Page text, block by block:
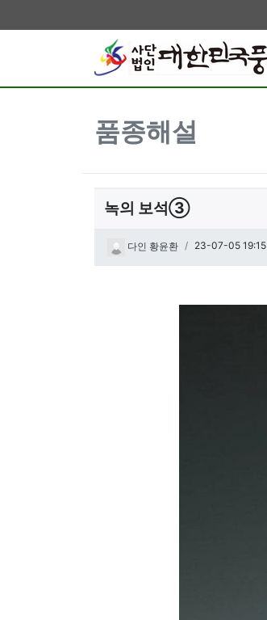
품종해설
녹의 보석③
페이지 정보
다인 황윤환 작성일
23-07-05 19:15